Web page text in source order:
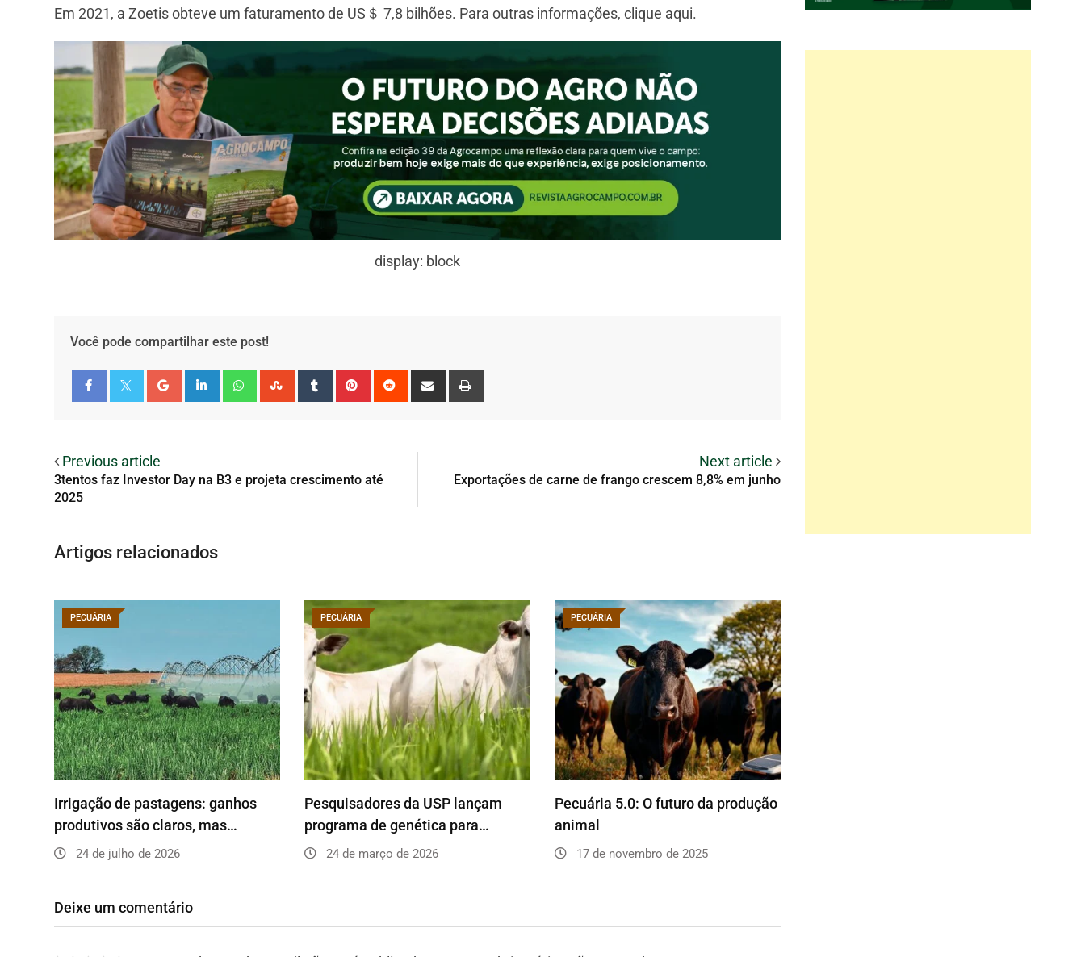
Em 2021, a Zoetis obteve um faturamento de US＄ 7,8 bilhões. Para outras informações, clique aqui.
display: block
Você pode compartilhar este post!
FacebookTwitter
Previous article
3tentos faz Investor Day na B3 e projeta crescimento até
2025
Next article
Exportações de carne de frango crescem 8,8% em junho
Artigos relacionados
PECUÁRIA
Irrigação de pastagens: ganhos
produtivos são claros, mas…
24 de julho de 2026
PECUÁRIA
Pesquisadores da USP lançam
programa de genética para…
24 de março de 2026
PECUÁRIA
Pecuária 5.0: O futuro da produção
animal
17 de novembro de 2025
Deixe um comentário